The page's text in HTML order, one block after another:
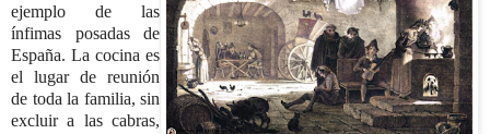
ejemplo de las
ínfimas posadas de
España. La cocina es
el lugar de reunión
de toda la familia, sin
excluir a las cabras,